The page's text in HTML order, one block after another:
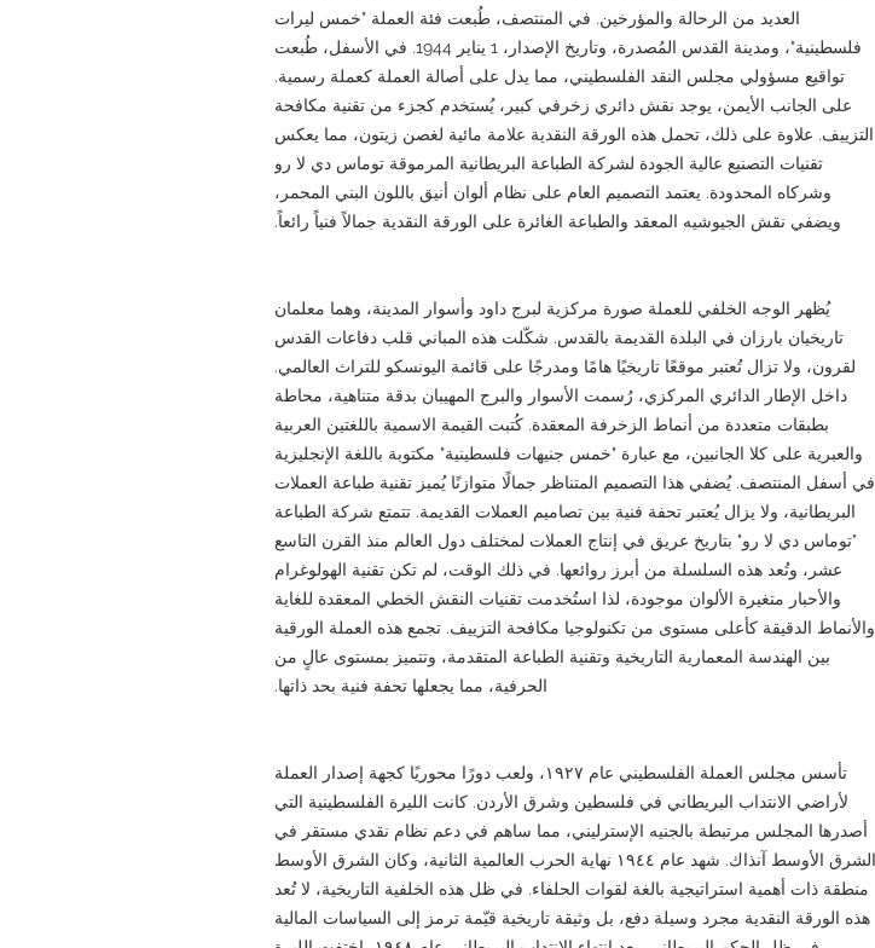
العديد من الرحالة والمؤرخين. في المنتصف، طُبعت فئة العملة "خمس ليرات
فلسطينية"، ومدينة القدس المُصدرة، وتاريخ الإصدار، 1 يناير 1944. في الأسفل، طُبعت
تواقيع مسؤولي مجلس النقد الفلسطيني، مما يدل على أصالة العملة كعملة رسمية.
على الجانب الأيمن، يوجد نقش دائري زخرفي كبير، يُستخدم كجزء من تقنية مكافحة
التزييف. علاوة على ذلك، تحمل هذه الورقة النقدية علامة مائية لغصن زيتون، مما يعكس
تقنيات التصنيع عالية الجودة لشركة الطباعة البريطانية المرموقة توماس دي لا رو
وشركاه المحدودة. يعتمد التصميم العام على نظام ألوان أنيق باللون البني المحمر،
ويضفي نقش الجيوشيه المعقد والطباعة الغائرة على الورقة النقدية جمالاً فنياً رائعاً.
يُظهر الوجه الخلفي للعملة صورة مركزية لبرج داود وأسوار المدينة، وهما معلمان
تاريخيان بارزان في البلدة القديمة بالقدس. شكّلت هذه المباني قلب دفاعات القدس
لقرون، ولا تزال تُعتبر موقعًا تاريخيًا هامًا ومدرجًا على قائمة اليونسكو للتراث العالمي.
داخل الإطار الدائري المركزي، رُسمت الأسوار والبرج المهيبان بدقة متناهية، محاطة
بطبقات متعددة من أنماط الزخرفة المعقدة. كُتبت القيمة الاسمية باللغتين العربية
والعبرية على كلا الجانبين، مع عبارة "خمس جنيهات فلسطينية" مكتوبة باللغة الإنجليزية
في أسفل المنتصف. يُضفي هذا التصميم المتناظر جمالًا متوازنًا يُميز تقنية طباعة العملات
البريطانية، ولا يزال يُعتبر تحفة فنية بين تصاميم العملات القديمة. تتمتع شركة الطباعة
"توماس دي لا رو" بتاريخ عريق في إنتاج العملات لمختلف دول العالم منذ القرن التاسع
عشر، وتُعد هذه السلسلة من أبرز روائعها. في ذلك الوقت، لم تكن تقنية الهولوغرام
والأحبار متغيرة الألوان موجودة، لذا استُخدمت تقنيات النقش الخطي المعقدة للغاية
والأنماط الدقيقة كأعلى مستوى من تكنولوجيا مكافحة التزييف. تجمع هذه العملة الورقية
بين الهندسة المعمارية التاريخية وتقنية الطباعة المتقدمة، وتتميز بمستوى عالٍ من
الحرفية، مما يجعلها تحفة فنية بحد ذاتها.
تأسس مجلس العملة الفلسطيني عام ١٩٢٧، ولعب دورًا محوريًا كجهة إصدار العملة
لأراضي الانتداب البريطاني في فلسطين وشرق الأردن. كانت الليرة الفلسطينية التي
أصدرها المجلس مرتبطة بالجنيه الإسترليني، مما ساهم في دعم نظام نقدي مستقر في
الشرق الأوسط آنذاك. شهد عام ١٩٤٤ نهاية الحرب العالمية الثانية، وكان الشرق الأوسط
منطقة ذات أهمية استراتيجية بالغة لقوات الحلفاء. في ظل هذه الخلفية التاريخية، لا تُعد
هذه الورقة النقدية مجرد وسيلة دفع، بل وثيقة تاريخية قيّمة ترمز إلى السياسات المالية